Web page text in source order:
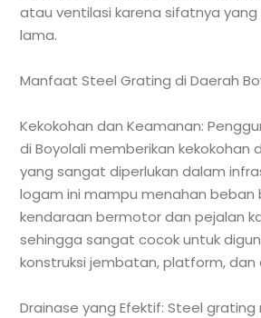
atau ventilasi karena sifatnya
lama.
Manfaat Steel Grating di Daerah
Kekokohan dan Keamanan:
di Boyolali memberikan kekokohan
yang sangat diperlukan dalam
logam ini mampu menahan
kendaraan bermotor dan pejalan
sehingga sangat cocok untuk
konstruksi jembatan, platform, dan
Drainase yang Efektif: Steel grating